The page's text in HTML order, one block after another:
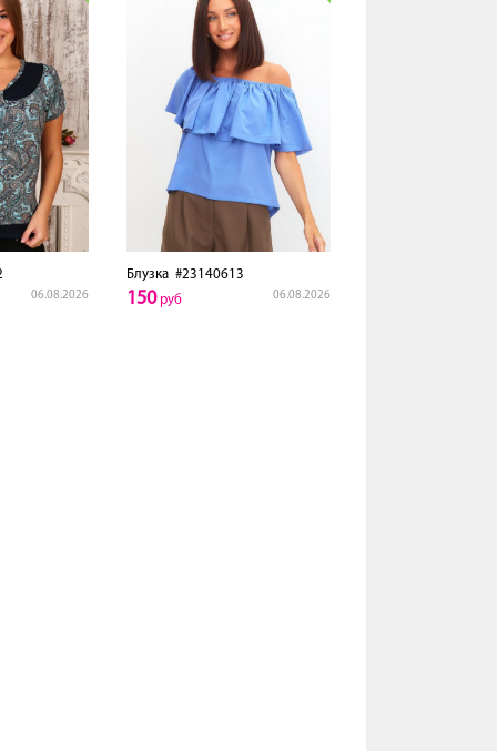
06.08.2026
Блузка #23140613
06.08.2026
150руб